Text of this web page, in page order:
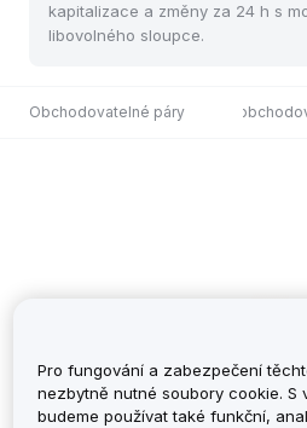
kapitalizace a změny za 24 h s
libovolného sloupce.
Obchodovatelné páryPoslední
Pro fungování a zabezpečení
nezbytně nutné soubory cookie. S
budeme používat také funkční,